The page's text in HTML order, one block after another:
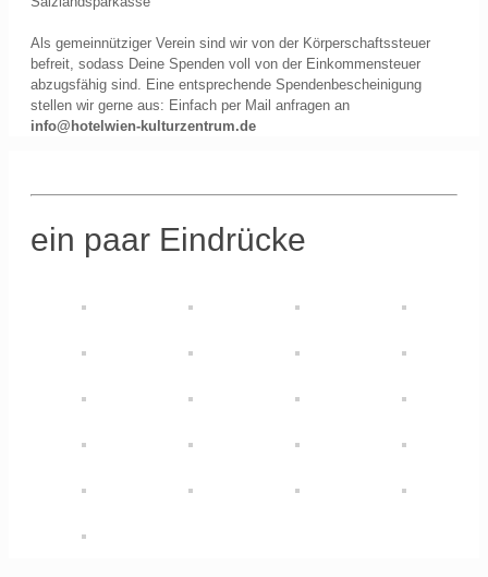
Als gemeinnütziger Verein sind wir von der Körperschaftssteuer
befreit, sodass Deine Spenden voll von der Einkommensteuer
abzugsfähig sind. Eine entsprechende Spendenbescheinigung
stellen wir gerne aus: Einfach per Mail anfragen an
info@hotelwien-kulturzentrum.de
ein paar Eindrücke